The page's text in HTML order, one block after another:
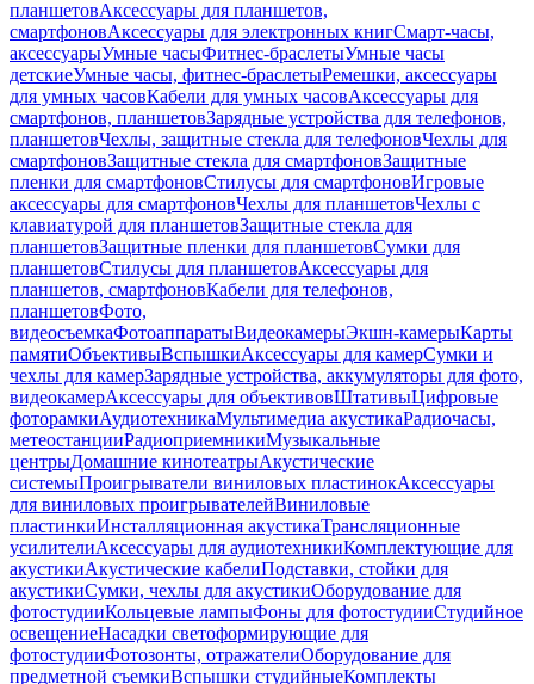
планшетовАксессуары для планшетов,
смартфоновАксессуары для электронных книгСмарт-часы,
аксессуарыУмные часыФитнес-браслетыУмные часы
детскиеУмные часы, фитнес-браслетыРемешки, аксессуары
для умных часовКабели для умных часовАксессуары для
смартфонов, планшетовЗарядные устройства для телефонов,
планшетовЧехлы, защитные стекла для телефоновЧехлы для
смартфоновЗащитные стекла для смартфоновЗащитные
пленки для смартфоновСтилусы для смартфоновИгровые
аксессуары для смартфоновЧехлы для планшетовЧехлы с
клавиатурой для планшетовЗащитные стекла для
планшетовЗащитные пленки для планшетовСумки для
планшетовСтилусы для планшетовАксессуары для
планшетов, смартфоновКабели для телефонов,
планшетовФото,
видеосъемкаФотоаппаратыВидеокамерыЭкшн-камерыКарты
памятиОбъективыВспышкиАксессуары для камерСумки и
чехлы для камерЗарядные устройства, аккумуляторы для фото,
видеокамерАксессуары для объективовШтативыЦифровые
фоторамкиАудиотехникаМультимедиа акустикаРадиочасы,
метеостанцииРадиоприемникиМузыкальные
центрыДомашние кинотеатрыАкустические
системыПроигрыватели виниловых пластинокАксессуары
для виниловых проигрывателейВиниловые
пластинкиИнсталляционная акустикаТрансляционные
усилителиАксессуары для аудиотехникиКомплектующие для
акустикиАкустические кабелиПодставки, стойки для
акустикиСумки, чехлы для акустикиОборудование для
фотостудииКольцевые лампыФоны для фотостудииСтудийное
освещениеНасадки светоформирующие для
фотостудииФотозонты, отражателиОборудование для
предметной съемкиВспышки студийныеКомплекты